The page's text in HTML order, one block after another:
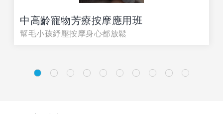
中高齡寵物芳療按摩應用班
幫毛小孩紓壓按摩身心都放鬆